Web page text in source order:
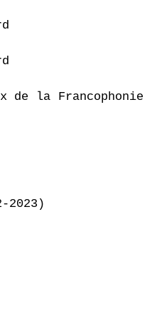
de la
2023)